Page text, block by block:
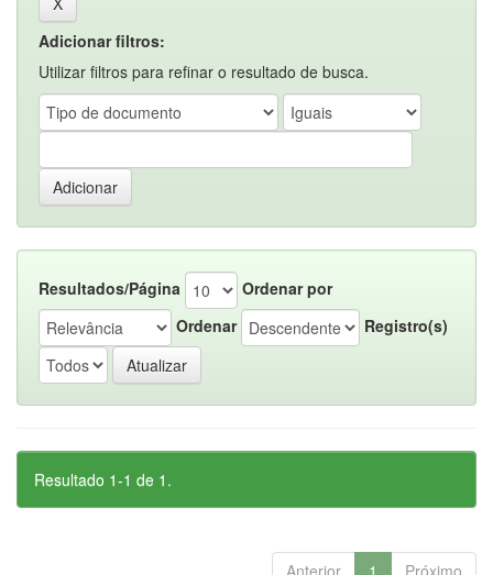
Adicionar filtros:
Utilizar filtros para refinar o resultado de busca.
Resultados/Página
Ordenar por
Ordenar
Registro(s)
Resultado 1-1 de 1.
Anterior 1 Próximo